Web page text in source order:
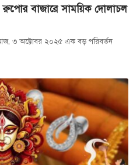
বাজারে সাময়িক দোলাচল
৩ অক্টোবর ২০২৫ এক বড় পরিবর্তন